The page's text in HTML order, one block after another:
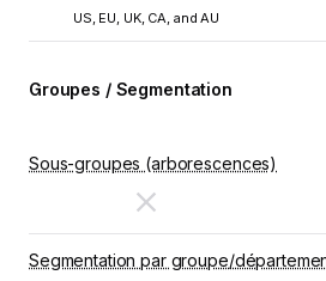
US, EU, UK, CA, and AU
Groupes / Segmentation
Sous-groupes (arborescences)
Segmentation par groupe/